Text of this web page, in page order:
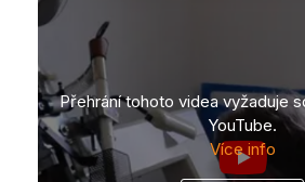
Přehrání tohoto videa vyžaduje
YouTube.
Více info